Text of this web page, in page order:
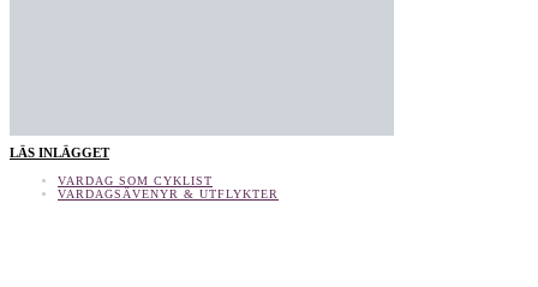
LÄS INLÄGGET
VARDAG SOM CYKLIST
VARDAGSÄVENYR & UTFLYKTER